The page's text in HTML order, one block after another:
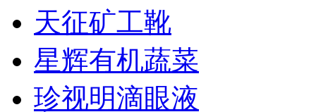
天征矿工靴
星辉有机蔬菜
珍视明滴眼液